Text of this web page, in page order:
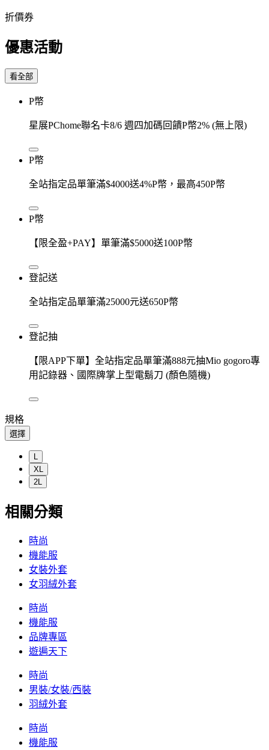
折價券
優惠活動
看全部
P幣
星展PChome聯名卡8/6 週四加碼回饋P幣2% (無上限)
P幣
全站指定品單筆滿$4000送4%P幣，最高450P幣
P幣
【限全盈+PAY】單筆滿$5000送100P幣
登記送
全站指定品單筆滿25000元送650P幣
登記抽
【限APP下單】全站指定品單筆滿888元抽Mio gogoro專
用記錄器、國際牌掌上型電鬍刀 (顏色隨機)
規格
選擇
L
XL
2L
相關分類
時尚
機能服
女裝外套
女羽絨外套
時尚
機能服
品牌專區
遊遍天下
時尚
男裝/女裝/西裝
羽絨外套
時尚
機能服